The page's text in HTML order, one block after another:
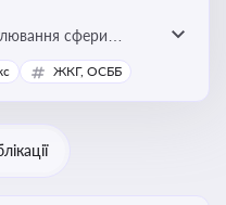
сфери
важливою для
підприємств та
ЖКГ, ОСББ